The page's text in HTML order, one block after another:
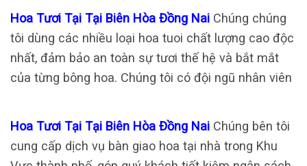
Hoa Tươi Tại Tại Biên Hòa Đồng Nai Chúng chúng
tôi dùng các nhiều loại hoa tuoi chất lượng cao độc
nhất, đảm bảo an toàn sự tươi thế hệ và bắt mắt
của từng bông hoa. Chúng tôi có đội ngũ nhân viên
Hoa Tươi Tại Tại Biên Hòa Đồng Nai Chúng bên tôi
cung cấp dịch vụ bàn giao hoa tại nhà trong Khu